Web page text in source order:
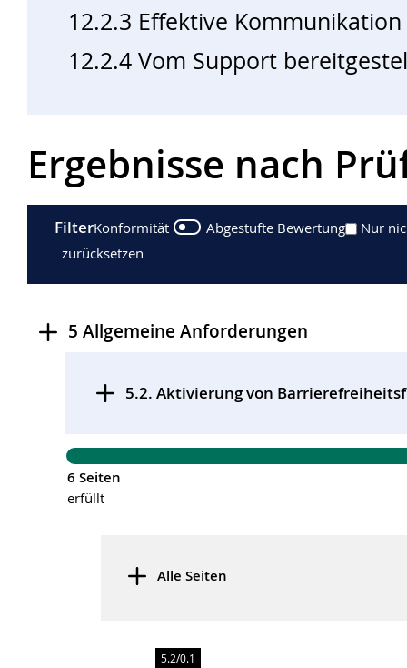
12.2.3 Effektive Kommunikation
12.2.4 Vom Support
Ergebnisse nach
FilterKonformität Abgestufte Bewertung
Nur
zurücksetzen
5 Allgemeine Anforderungen
5.2. Aktivierung von
6 Seiten
erfüllt
Alle Seiten
Anmerkung
5.2/0.1